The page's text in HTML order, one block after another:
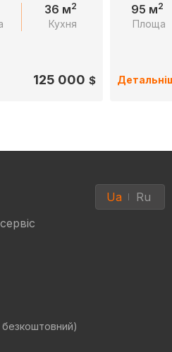
36 м2
Кухня
125 000 $
95 м2
Площа
Ua Ru
безкоштовний)